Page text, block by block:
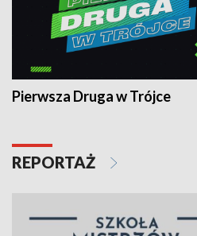
Pierwsza Druga w Trójce
REPORTAŻ